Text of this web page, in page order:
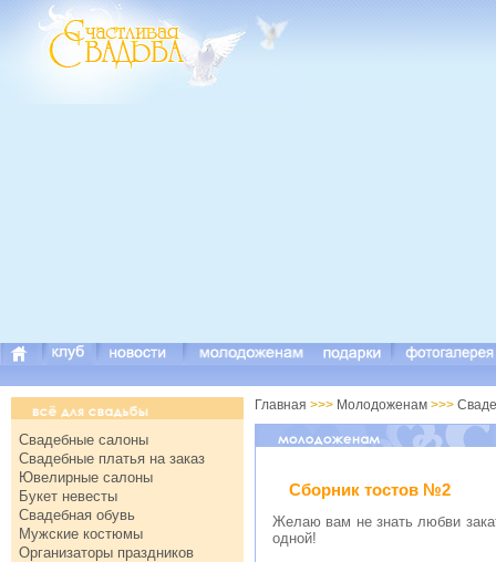
Свадебные салоны
Свадебные платья на заказ
Ювелирные салоны
Букет невесты
Свадебная обувь
Мужские костюмы
Организаторы праздников
Главная >>> Молодоженам >>>
Сборник тостов №2
Желаю вам не знать любви
одной!